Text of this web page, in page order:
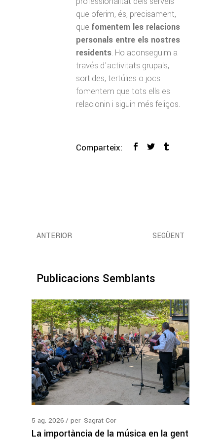
que oferim, és, precisament,
que fomentem les relacions
personals entre els nostres
residents. Ho aconseguim a
través d’activitats grupals,
sortides, tertúlies o jocs
fomentem que tots ells es
relacionin i siguin més feliços.
Comparteix:
ANTERIOR SEGÜENT
Publicacions Semblants
5 ag. 2026 per Sagrat Cor
La importància de la música en la gent